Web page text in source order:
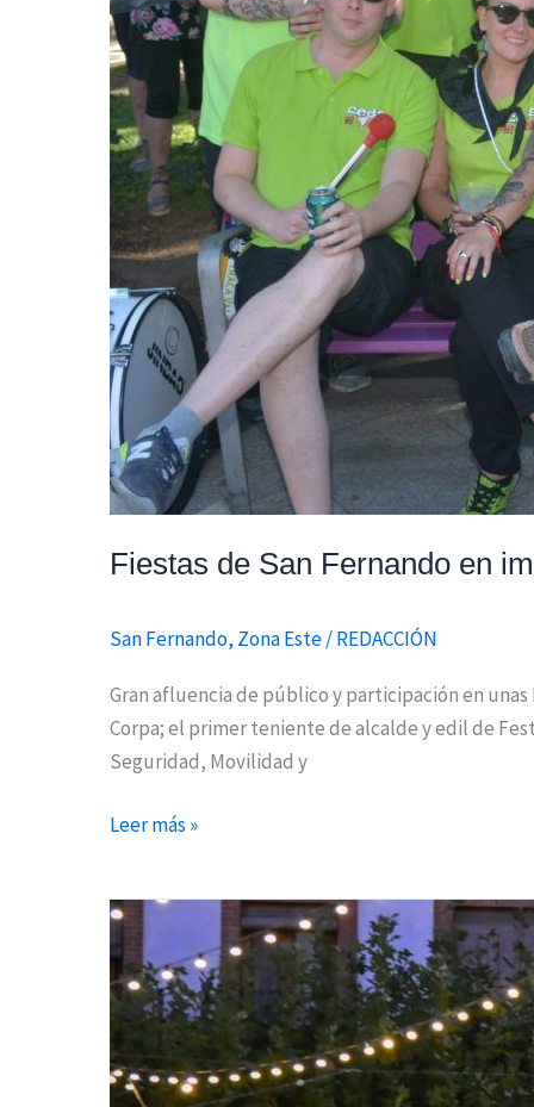
Fiestas de San Fernando en
San Fernando, Zona Este/REDACCIÓN
Gran afluencia de público y participación en
Corpa; el primer teniente de alcalde y edil de
Seguridad, Movilidad y
Leer más »
Torrejón
ultima
los
preparativos
para
las